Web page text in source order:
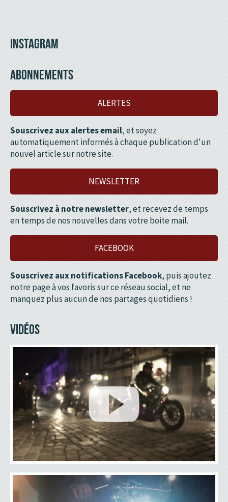
INSTAGRAM
ABONNEMENTS
ALERTES
Souscrivez aux alertes email, et soyez
automatiquement informés à chaque publication d'un
nouvel article sur notre site.
NEWSLETTER
Souscrivez à notre newsletter, et recevez de temps
en temps de nos nouvelles dans votre boite mail.
FACEBOOK
Souscrivez aux notifications Facebook, puis ajoutez
notre page à vos favoris sur ce réseau social, et ne
manquez plus aucun de nos partages quotidiens !
VIDÉOS